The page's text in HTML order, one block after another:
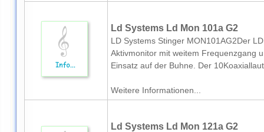
Ld Systems Ld Mon 101a G2
LD Systems Stinger MON101AG2Der
Aktivmonitor mit weitem Frequenzgang
Einsatz auf der Buhne. Der
Weitere Informationen...
Ld Systems Ld Mon 121a G2